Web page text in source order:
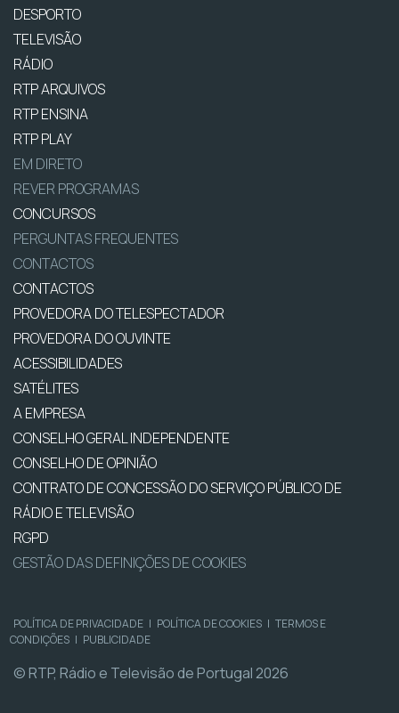
DESPORTO
TELEVISÃO
RÁDIO
RTP ARQUIVOS
RTP ENSINA
RTP PLAY
EM DIRETO
REVER PROGRAMAS
CONCURSOS
PERGUNTAS FREQUENTES
CONTACTOS
CONTACTOS
PROVEDORA DO TELESPECTADOR
PROVEDORA DO OUVINTE
ACESSIBILIDADES
SATÉLITES
A EMPRESA
CONSELHO GERAL INDEPENDENTE
CONSELHO DE OPINIÃO
CONTRATO DE CONCESSÃO DO SERVIÇO PÚBLICO DE
RÁDIO E TELEVISÃO
RGPD
GESTÃO DAS DEFINIÇÕES DE COOKIES
POLÍTICA DE PRIVACIDADE | POLÍTICA DE COOKIES | TERMOS E
CONDIÇÕES | PUBLICIDADE
© RTP, Rádio e Televisão de Portugal 2026